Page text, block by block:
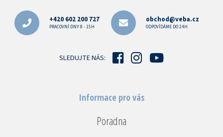
+420 602 200 727
PRACOVNÍ DNY 8 - 15H
obchod@veba.cz
ODPOVÍDÁME DO 24H
SLEDUJTE NÁS:
Informace pro vás
Poradna